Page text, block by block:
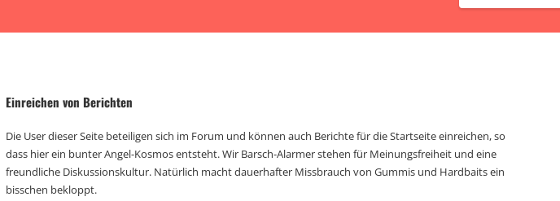
Einreichen von Berichten
Die User dieser Seite beteiligen sich im Forum und können auch Berichte für die Startseite einreichen, so
dass hier ein bunter Angel-Kosmos entsteht. Wir Barsch-Alarmer stehen für Meinungsfreiheit und eine
freundliche Diskussionskultur. Natürlich macht dauerhafter Missbrauch von Gummis und Hardbaits ein
bisschen bekloppt.